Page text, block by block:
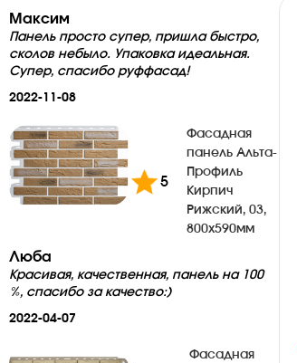
Максим
Панель просто супер, пришла быстро,
сколов небыло. Упаковка идеальная.
Супер, спасибо руффасад!
2022-11-08
Фасадная
панель Альта-
Профиль
Кирпич
Рижский, 03,
800х590мм
5
Люба
Красивая, качественная, панель на 100
%, спасибо за качество:)
2022-04-07
Фасадная